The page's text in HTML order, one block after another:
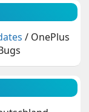
/ OnePlus